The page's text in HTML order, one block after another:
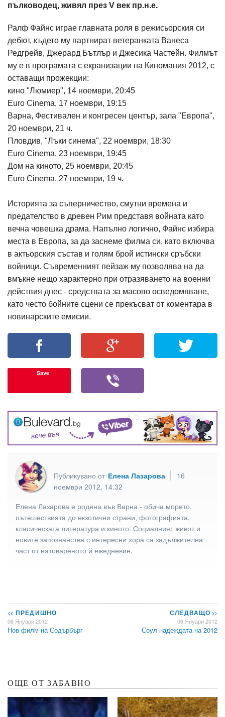
пълководец, живял през V век пр.н.е.
Ралф Файнс играе главната роля в режисьорския си
дебют, където му партнират ветеранката Ванеса
Редгрейв, Джерард Бътлър и Джесика Частейн. Филмът
му е в програмата с екранизации на Киномания 2012, с
оставащи прожекции:
кино "Люмиер", 14 ноември, 20:45
Euro Cinema, 17 ноември, 19:15
Варна, Фестивален и конгресен център, зала "Европа",
20 ноември, 21 ч.
Пловдив, "Лъки синема", 22 ноември, 18:30
Euro Cinema, 23 ноември, 19:45
Дом на киното, 25 ноември, 20:45
Euro Cinema, 27 ноември, 19 ч.
Историята за съперничество, смутни времена и
предателство в древен Рим представя войната като
вечна човешка драма. Напълно логично, Файнс избира
места в Европа, за да заснеме филма си, като включва
в актьорския състав и голям брой истински сръбски
войници. Съвременният пейзаж му позволява на да
вмъкне нещо характерно при отразяването на военни
действия днес - средствата за масово осведомяване,
като често бойните сцени се прекъсват от коментара в
новинарските емисии.
Save
Публикувано от Елена Лазарова
16
ноември 2012, 14:32
Елена Лазарова е родена във Варна - обича морето,
пътешествията до екзотични страни, фотографията,
класическата литература и киното. Социалният живот и
новите запознанства с интересни хора са задължителна
част от натовареното й ежедневие.
<< ПРЕДИШНО
06 Януари 2012
Нов филм на Содърбърг
СЛЕДВАЩО>>
06 Януари 2012
Соул надеждата на 2012
ОЩЕ ОТ ЗАБАВНО